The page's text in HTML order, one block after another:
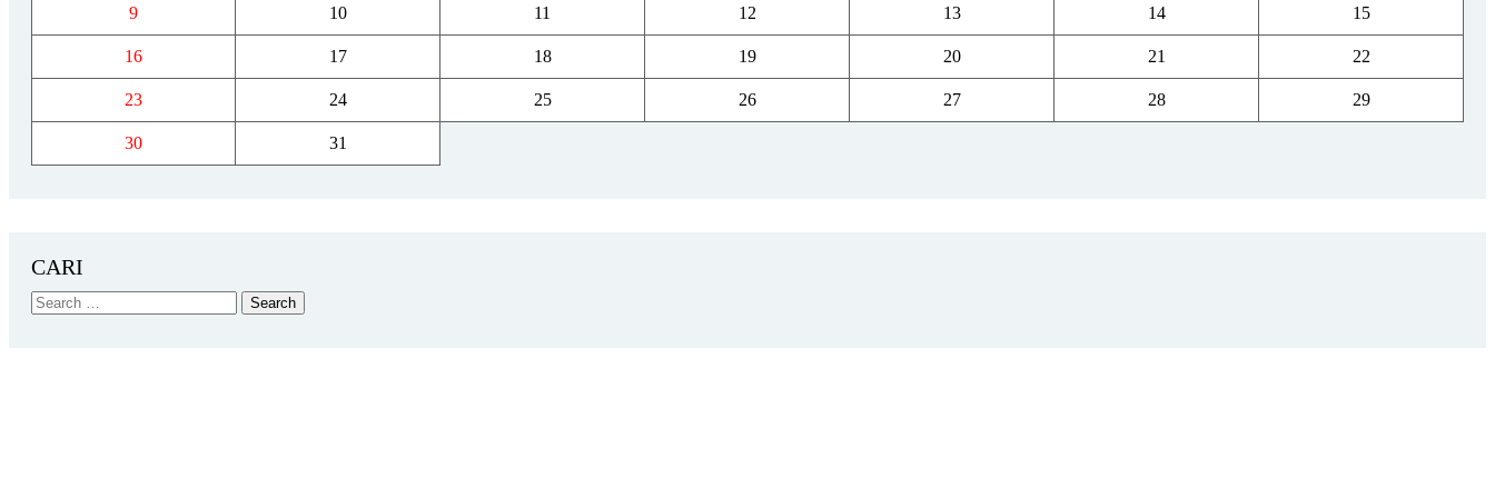
9 10 11 12 13 14 15
16 17 18 19 20 21 22
23 24 25 26 27 28 29
30 31
CARI